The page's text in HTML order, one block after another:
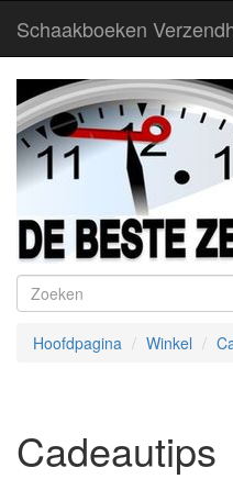
Schaakboeken
Hoofdpagina Winkel
Cadeautips